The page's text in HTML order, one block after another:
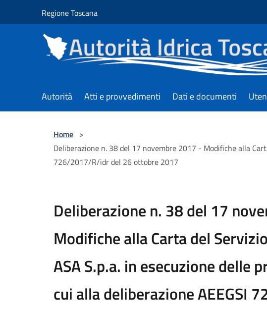
Regione Toscana
Autorità Atti e provvedimenti Dati e documenti
Home >
Deliberazione n. 38 del 17 novembre 2017 - Modifiche alla
726/2017/R/idr del 26 ottobre 2017
Deliberazione n. 38 del 17
Modifiche alla Carta del
ASA S.p.a. in esecuzione delle
cui alla deliberazione AEEGSI